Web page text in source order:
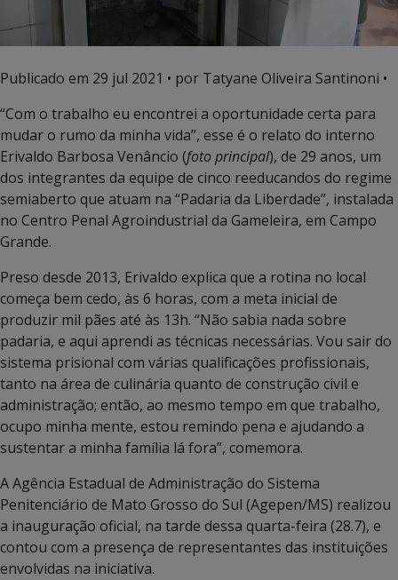
Publicado em 29 jul 2021 • por Tatyane Oliveira Santinoni •
“Com o trabalho eu encontrei a oportunidade certa para
mudar o rumo da minha vida”, esse é o relato do interno
Erivaldo Barbosa Venâncio (foto principal), de 29 anos, um
dos integrantes da equipe de cinco reeducandos do regime
semiaberto que atuam na “Padaria da Liberdade”, instalada
no Centro Penal Agroindustrial da Gameleira, em Campo
Grande.
Preso desde 2013, Erivaldo explica que a rotina no local
começa bem cedo, às 6 horas, com a meta inicial de
produzir mil pães até às 13h. “Não sabia nada sobre
padaria, e aqui aprendi as técnicas necessárias. Vou sair do
sistema prisional com várias qualificações profissionais,
tanto na área de culinária quanto de construção civil e
administração; então, ao mesmo tempo em que trabalho,
ocupo minha mente, estou remindo pena e ajudando a
sustentar a minha família lá fora”, comemora.
A Agência Estadual de Administração do Sistema
Penitenciário de Mato Grosso do Sul (Agepen/MS) realizou
a inauguração oficial, na tarde dessa quarta-feira (28.7), e
contou com a presença de representantes das instituições
envolvidas na iniciativa.